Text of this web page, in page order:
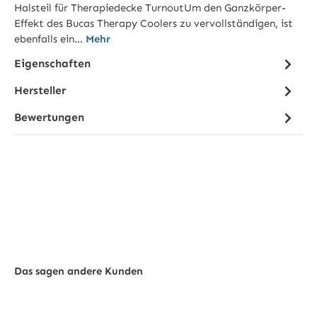
Halsteil für Therapiedecke TurnoutUm den Ganzkörper-
Effekt des Bucas Therapy Coolers zu vervollständigen, ist
ebenfalls ein… Mehr
Eigenschaften
Hersteller
Bewertungen
Das sagen andere Kunden